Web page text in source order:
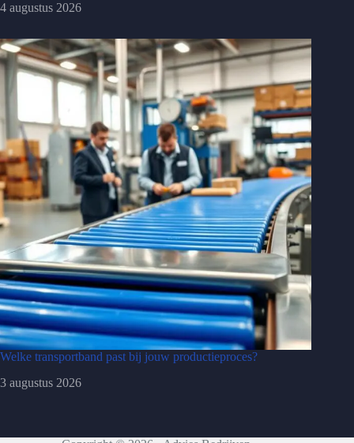
4 augustus 2026
Welke transportband past bij jouw productieproces?
3 augustus 2026